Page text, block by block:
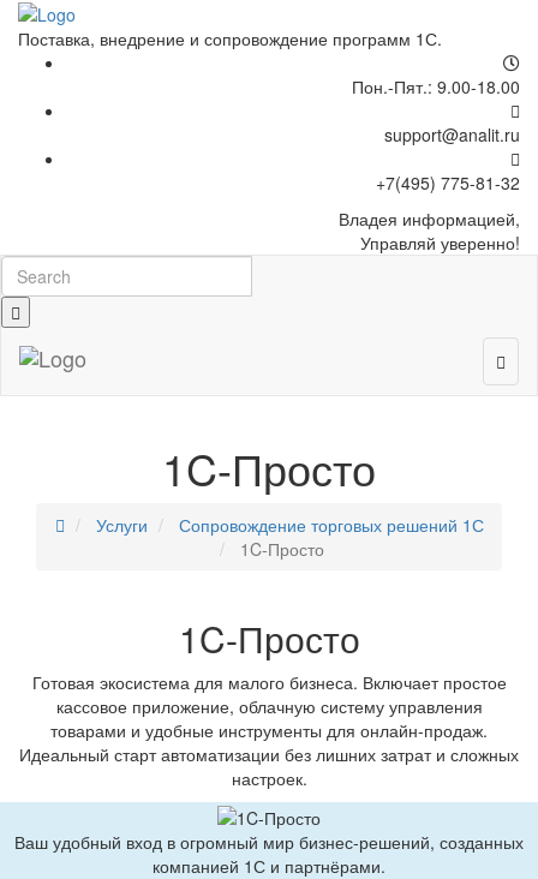
Поставка, внедрение и сопровождение программ 1С.
Пон.-Пят.: 9.00-18.00
support@analit.ru
+7(495) 775-81-32
Владея информацией,
Управляй уверенно!
1C-Просто
Услуги
Сопровождение торговых решений 1С
1C-Просто
1C-Просто
Готовая экосистема для малого бизнеса. Включает простое
кассовое приложение, облачную систему управления
товарами и удобные инструменты для онлайн-продаж.
Идеальный старт автоматизации без лишних затрат и сложных
настроек.
Ваш удобный вход в огромный мир бизнес-решений, созданных
компанией 1С и партнёрами.